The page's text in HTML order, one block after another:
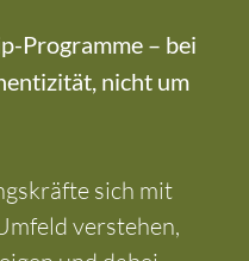
Programme – bei
nicht um
sich mit
verstehen,